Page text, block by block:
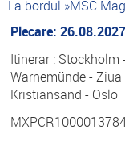
La bordul »MSC
Plecare: 26.08.2027
Itinerar : Stockholm
Warnemünde -
Kristiansand - Oslo